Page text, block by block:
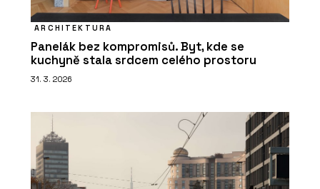
ARCHITEKTURA
Panelák bez kompromisů. Byt, kde se
kuchyně stala srdcem celého prostoru
31. 3. 2026